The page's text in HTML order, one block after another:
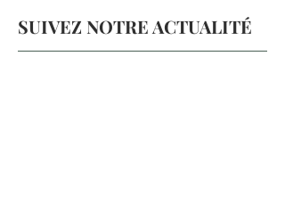
SUIVEZ NOTRE ACTUALITÉ